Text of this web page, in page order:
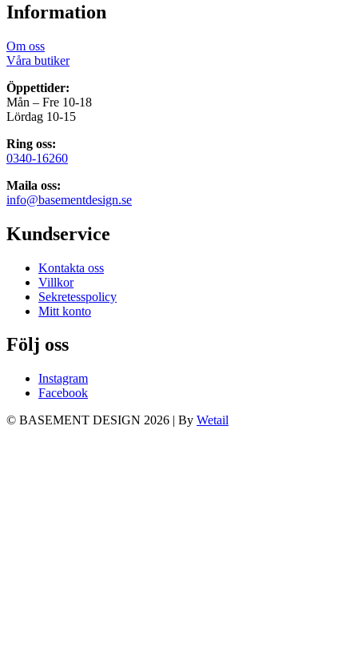
Information
Om oss
Våra butiker
Öppettider:
Mån – Fre 10-18
Lördag 10-15
Ring oss:
0340-16260
Maila oss:
info@basementdesign.se
Kundservice
Kontakta oss
Villkor
Sekretesspolicy
Mitt konto
Följ oss
Instagram
Facebook
© BASEMENT DESIGN 2026 | By Wetail